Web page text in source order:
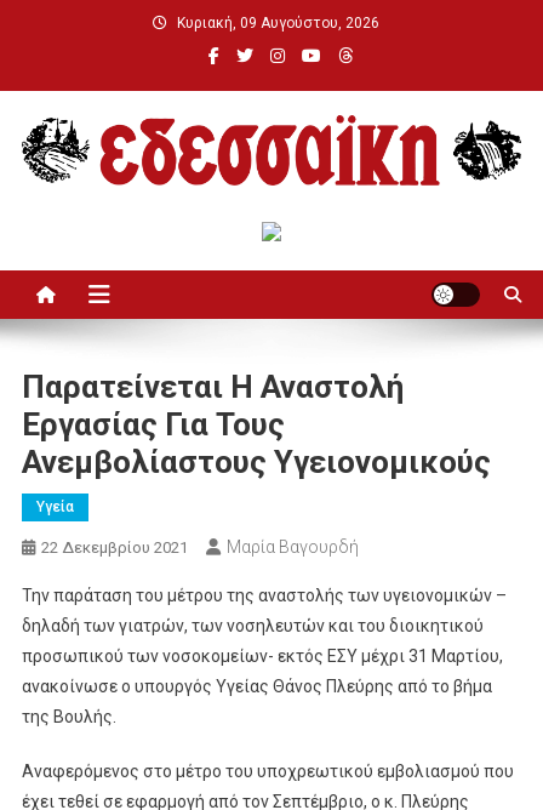
Κυριακή, 09 Αυγούστου, 2026
Παρατείνεται Η Αναστολή
Εργασίας Για Τους
Ανεμβολίαστους Υγειονομικούς
Υγεία
22 Δεκεμβρίου 2021 Μαρία Βαγουρδή
Την παράταση του μέτρου της αναστολής των υγειονομικών –
δηλαδή των γιατρών, των νοσηλευτών και του διοικητικού
προσωπικού των νοσοκομείων- εκτός ΕΣΥ μέχρι 31 Μαρτίου,
ανακοίνωσε ο υπουργός Υγείας Θάνος Πλεύρης από το βήμα
της Βουλής.
Αναφερόμενος στο μέτρο του υποχρεωτικού εμβολιασμού που
έχει τεθεί σε εφαρμογή από τον Σεπτέμβριο, ο κ. Πλεύρης